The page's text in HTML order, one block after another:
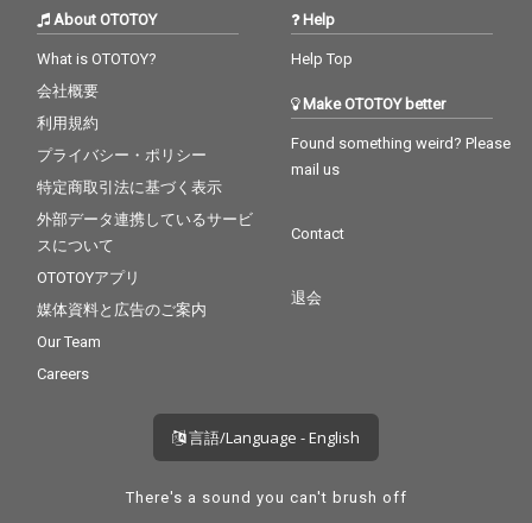
About OTOTOY
What is OTOTOY?
会社概要
利用規約
プライバシー・ポリシー
特定商取引法に基づく表示
外部データ連携しているサービ
スについて
OTOTOYアプリ
媒体資料と広告のご案内
Our Team
Careers
Help
Help Top
Make OTOTOY better
Found something weird? Please
mail us
Contact
退会
言語/Language - English
There's a sound you can't brush off